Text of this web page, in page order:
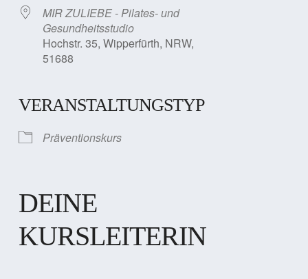
MIR ZULIEBE - Pilates- und
Gesundheitsstudio
Hochstr. 35, Wipperfürth, NRW,
51688
VERANSTALTUNGSTYP
Präventionskurs
DEINE
KURSLEITERIN